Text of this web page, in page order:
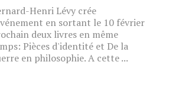
Henri Lévy crée
en sortant le 10 février
deux livres en même
Pièces d'identité et De la
en philosophie. A cette ...